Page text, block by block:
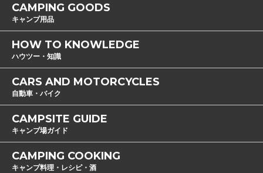
CAMPING GOODS
キャンプ用品
HOW TO KNOWLEDGE
ハウツー・知識
CARS AND MOTORCYCLES
自動車・バイク
CAMPSITE GUIDE
キャンプ場ガイド
CAMPING COOKING
キャンプ料理・レシピ・酒